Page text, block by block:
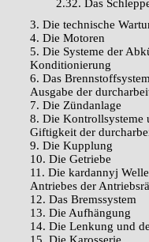
2.32. Das
3. Die technische
4. Die Motoren
5. Die Systeme der
Konditionierung
6. Das
Ausgabe der
7. Die Zündanlage
8. Die Kontrollsysteme
Giftigkeit der
9. Die Kupplung
10. Die Getriebe
11. Die kardannyj
Antriebes der
12. Das Bremssystem
13. Die Aufhängung
14. Die Lenkung und